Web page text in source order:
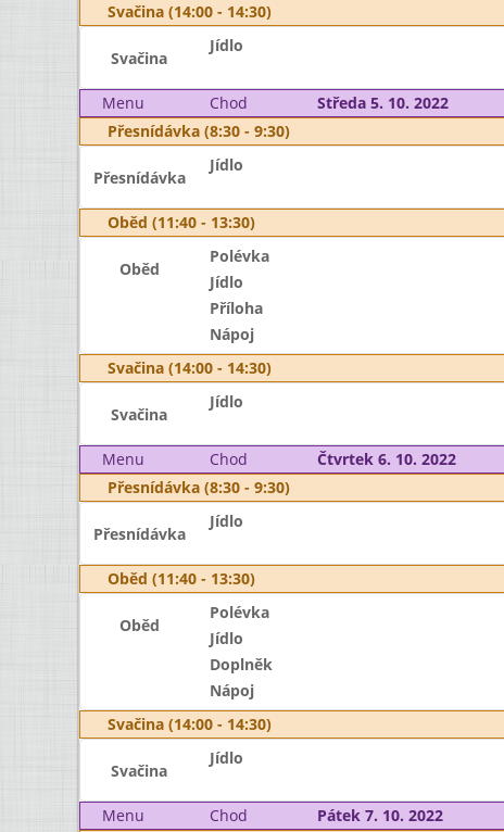
Svačina (14:00 - 14:30)
Svačina
Jídlo
Menu Chod Středa 5. 10. 2022
Přesnídávka (8:30 - 9:30)
Přesnídávka
Jídlo
Oběd (11:40 - 13:30)
Oběd
Polévka
Jídlo
Příloha
Nápoj
Svačina (14:00 - 14:30)
Svačina
Jídlo
Menu Chod Čtvrtek 6. 10. 2022
Přesnídávka (8:30 - 9:30)
Přesnídávka
Jídlo
Oběd (11:40 - 13:30)
Oběd
Polévka
Jídlo
Doplněk
Nápoj
Svačina (14:00 - 14:30)
Svačina
Jídlo
Menu Chod Pátek 7. 10. 2022